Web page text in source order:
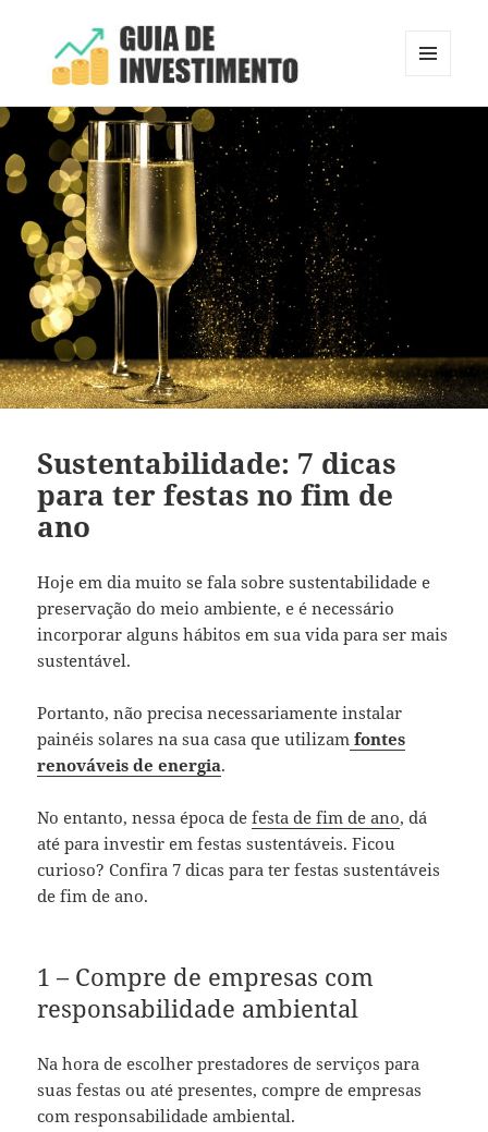
Guia de Investimento
E
Sustentabilidade: 7 dicas
para ter festas no fim de
ano
Hoje em dia muito se fala sobre sustentabilidade e
preservação do meio ambiente, e é necessário
incorporar alguns hábitos em sua vida para ser mais
sustentável.
Portanto, não precisa necessariamente instalar
painéis solares na sua casa que utilizam fontes
renováveis de energia.
No entanto, nessa época defesta de fim de ano, dá
até para investir em festas sustentáveis. Ficou
curioso? Confira 7 dicas para ter festas sustentáveis
de fim de ano.
1 – Compre de empresas com
responsabilidade ambiental
Na hora de escolher prestadores de serviços para
suas festas ou até presentes, compre de empresas
com responsabilidade ambiental.